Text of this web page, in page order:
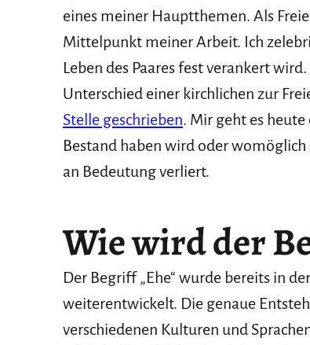
eines meiner Hauptthemen. Als
Mittelpunkt meiner Arbeit. Ich
Leben des Paares fest verankert
Unterschied einer kirchlichen zur
Stelle geschrieben. Mir geht es
Bestand haben wird oder
an Bedeutung verliert.
Wie wird der
Der Begriff „Ehe“ wurde bereits in
weiterentwickelt. Die genaue
verschiedenen Kulturen und